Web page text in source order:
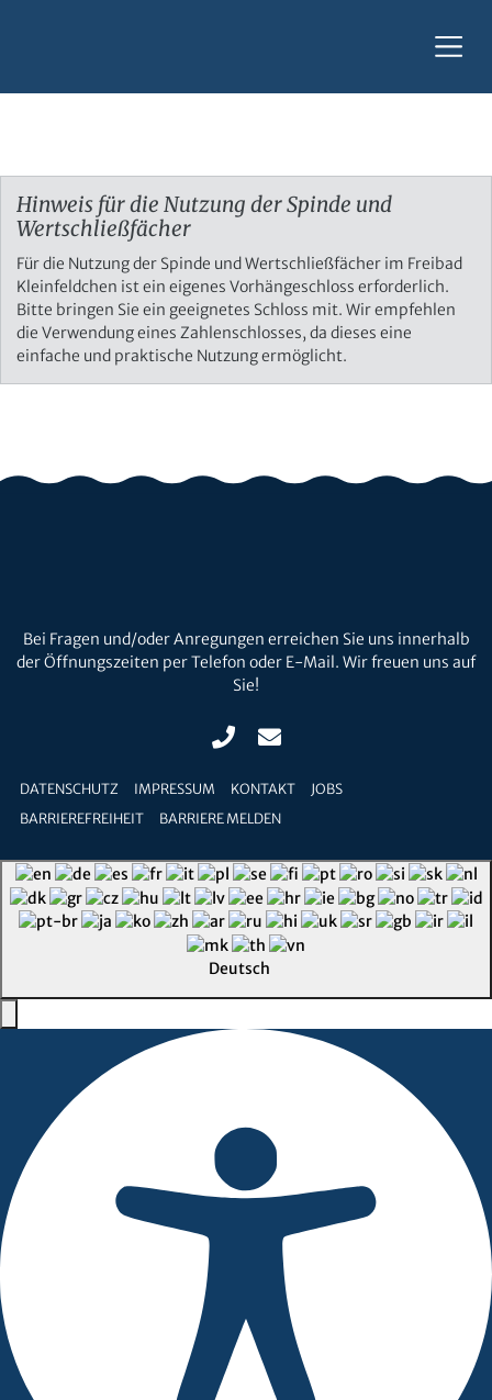
Hinweis für die Nutzung der Spinde und
Wertschließfächer
Für die Nutzung der Spinde und Wertschließfächer im Freibad
Kleinfeldchen ist ein eigenes Vorhängeschloss erforderlich.
Bitte bringen Sie ein geeignetes Schloss mit. Wir empfehlen
die Verwendung eines Zahlenschlosses, da dieses eine
einfache und praktische Nutzung ermöglicht.
Bei Fragen und/oder Anregungen erreichen Sie uns innerhalb
der Öffnungszeiten per Telefon oder E-Mail. Wir freuen uns auf
Sie!
DATENSCHUTZ IMPRESSUM KONTAKT
JOBS
BARRIEREFREIHEIT
BARRIERE MELDEN
Deutsch